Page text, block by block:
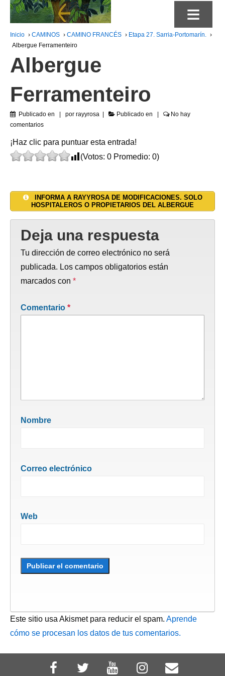
≡
Inicio › CAMINOS › CAMINO FRANCÉS › Etapa 27. Sarria-Portomarín. ›
Albergue Ferramenteiro
Albergue
Ferramenteiro
Publicado en por rayyrosa Publicado en
No hay
comentarios
¡Haz clic para puntuar esta entrada!
(Votos: 0 Promedio: 0)
INFORMA A RAYYROSA DE MODIFICACIONES. SOLO
HOSPITALEROS O PROPIETARIOS DEL ALBERGUE
Deja una respuesta
Tu dirección de correo electrónico no será
publicada. Los campos obligatorios están
marcados con *
Comentario *
Nombre
Correo electrónico
Web
Este sitio usa Akismet para reducir el spam. Aprende
cómo se procesan los datos de tus comentarios.